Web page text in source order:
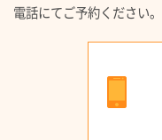
電話にてご予約ください。